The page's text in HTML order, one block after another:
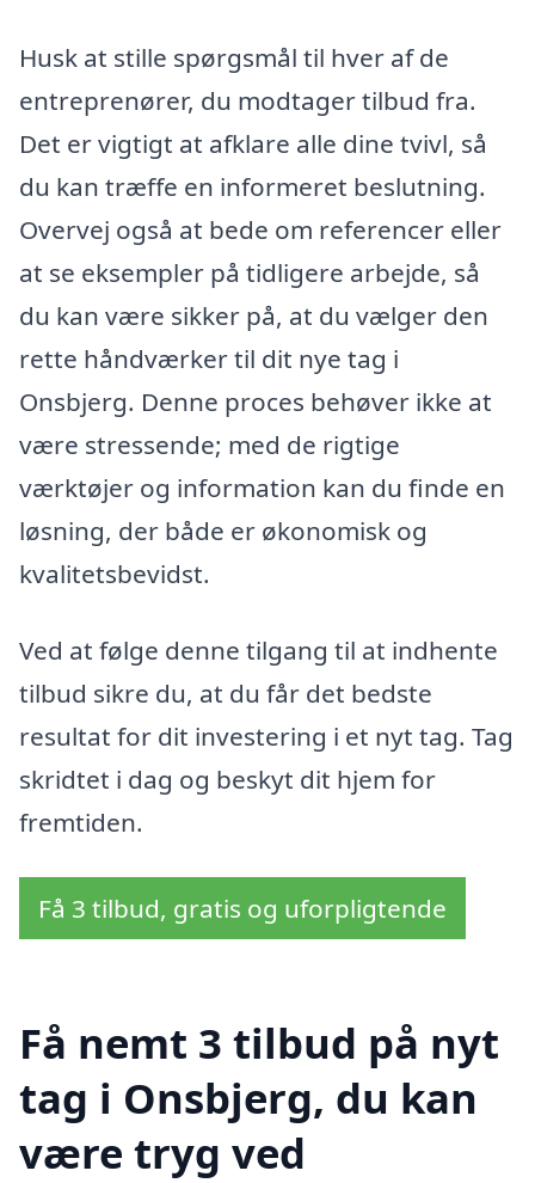
Husk at stille spørgsmål til hver af de
entreprenører, du modtager tilbud fra.
Det er vigtigt at afklare alle dine tvivl, så
du kan træffe en informeret beslutning.
Overvej også at bede om referencer eller
at se eksempler på tidligere arbejde, så
du kan være sikker på, at du vælger den
rette håndværker til dit nye tag i
Onsbjerg. Denne proces behøver ikke at
være stressende; med de rigtige
værktøjer og information kan du finde en
løsning, der både er økonomisk og
kvalitetsbevidst.
Ved at følge denne tilgang til at indhente
tilbud sikre du, at du får det bedste
resultat for dit investering i et nyt tag. Tag
skridtet i dag og beskyt dit hjem for
fremtiden.
Få 3 tilbud, gratis og uforpligtende
Få nemt 3 tilbud på nyt
tag i Onsbjerg, du kan
være tryg ved